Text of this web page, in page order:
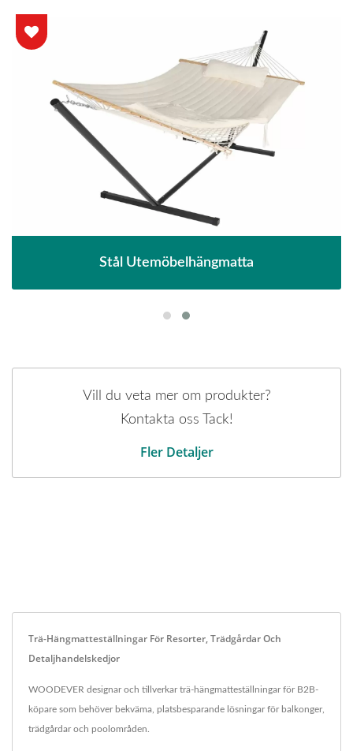
Stål Utemöbelhängmatta
Vill du veta mer om produkter?
Kontakta oss Tack!
Fler Detaljer
Trä-Hängmatteställningar För Resorter, Trädgårdar Och
Detaljhandelskedjor
WOODEVER designar och tillverkar trä-hängmatteställningar för B2B-
köpare som behöver bekväma, platsbesparande lösningar för balkonger,
trädgårdar och poolområden.